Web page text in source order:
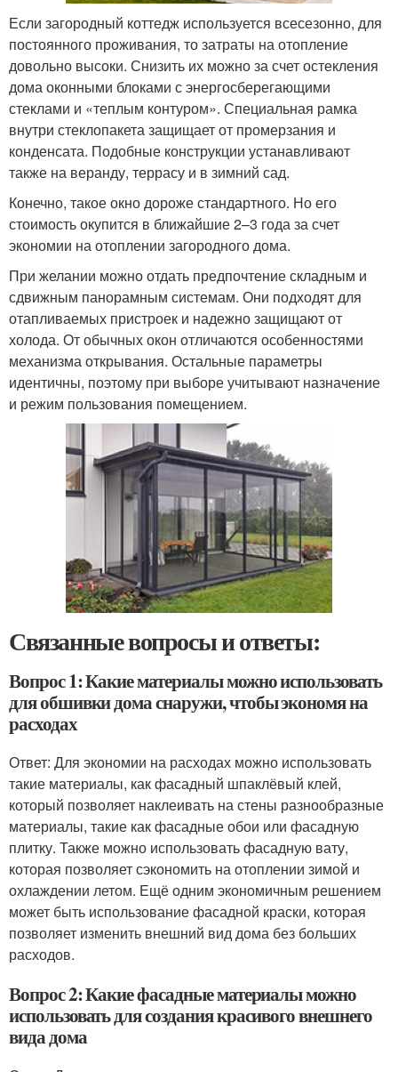
Если загородный коттедж используется всесезонно, для
постоянного проживания, то затраты на отопление
довольно высоки. Снизить их можно за счет остекления
дома оконными блоками с энергосберегающими
стеклами и «теплым контуром». Специальная рамка
внутри стеклопакета защищает от промерзания и
конденсата. Подобные конструкции устанавливают
также на веранду, террасу и в зимний сад.
Конечно, такое окно дороже стандартного. Но его
стоимость окупится в ближайшие 2–3 года за счет
экономии на отоплении загородного дома.
При желании можно отдать предпочтение складным и
сдвижным панорамным системам. Они подходят для
отапливаемых пристроек и надежно защищают от
холода. От обычных окон отличаются особенностями
механизма открывания. Остальные параметры
идентичны, поэтому при выборе учитывают назначение
и режим пользования помещением.
Связанные вопросы и ответы:
Вопрос 1: Какие материалы можно использовать
для обшивки дома снаружи, чтобы экономя на
расходах
Ответ: Для экономии на расходах можно использовать
такие материалы, как фасадный шпаклёвый клей,
который позволяет наклеивать на стены разнообразные
материалы, такие как фасадные обои или фасадную
плитку. Также можно использовать фасадную вату,
которая позволяет сэкономить на отоплении зимой и
охлаждении летом. Ещё одним экономичным решением
может быть использование фасадной краски, которая
позволяет изменить внешний вид дома без больших
расходов.
Вопрос 2: Какие фасадные материалы можно
использовать для создания красивого внешнего
вида дома